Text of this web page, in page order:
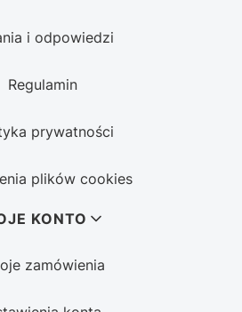
i odpowiedzi
Regulamin
prywatności
plików cookies
KONTO
zamówienia